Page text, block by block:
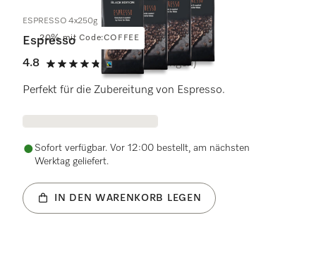
20% mit Code:COFFEE
ESPRESSO 4x250g
Espresso
4.8
4.8 von 5 Sternen
(22 Bewertungen)
Perfekt für die Zubereitung von Espresso.
Sofort verfügbar. Vor 12:00 bestellt, am nächsten
Werktag geliefert.
IN DEN WARENKORB LEGEN